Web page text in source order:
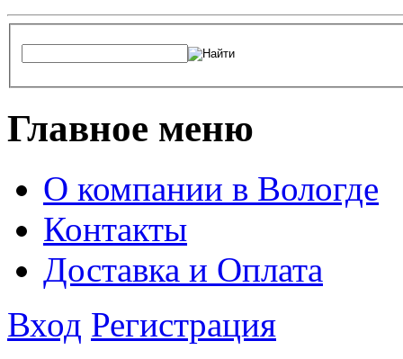
Главное меню
О компании в Вологде
Контакты
Доставка и Оплата
Вход Регистрация